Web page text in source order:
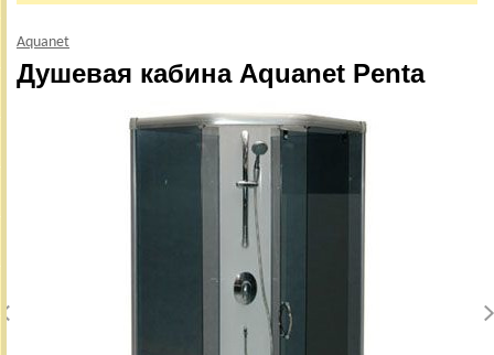
Aquanet
Душевая кабина Aquanet Penta